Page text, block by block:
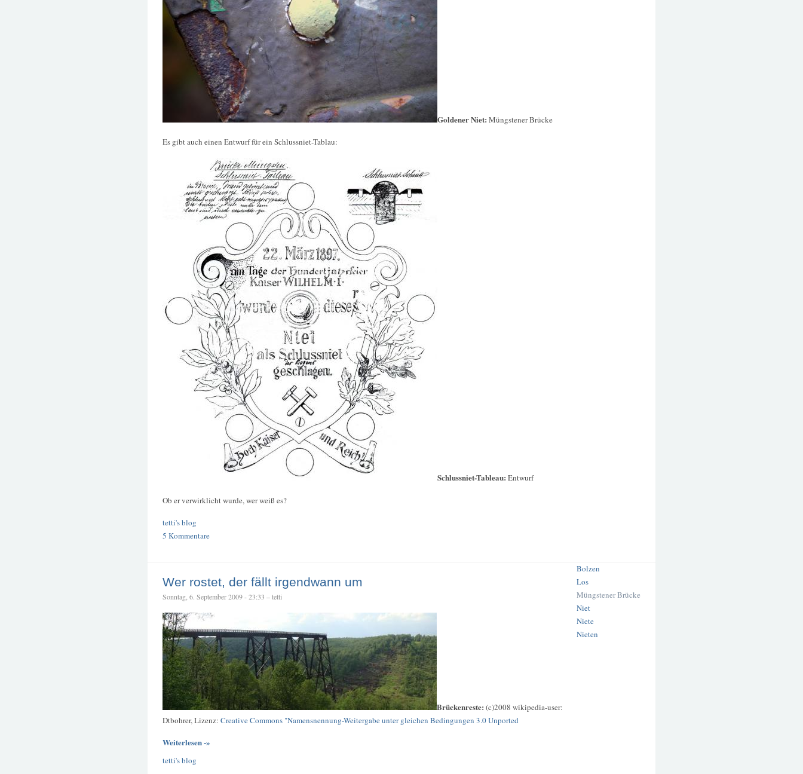
Goldener Niet: Müngstener Brücke
Es gibt auch einen Entwurf für ein Schlussniet-Tablau:
Schlussniet-Tableau: Entwurf
Ob er verwirklicht wurde, wer weiß es?
tetti's blog
5 Kommentare
Bolzen
Los
Müngstener Brücke
Niet
Niete
Nieten
Wer rostet, der fällt irgendwann um
Sonntag, 6. September 2009 - 23:33 – tetti
Brückenreste: (c)2008 wikipedia-user:
Dtbohrer, Lizenz: Creative Commons "Namensnennung-Weitergabe unter gleichen Bedingungen 3.0 Unported
Weiterlesen -»
tetti's blog